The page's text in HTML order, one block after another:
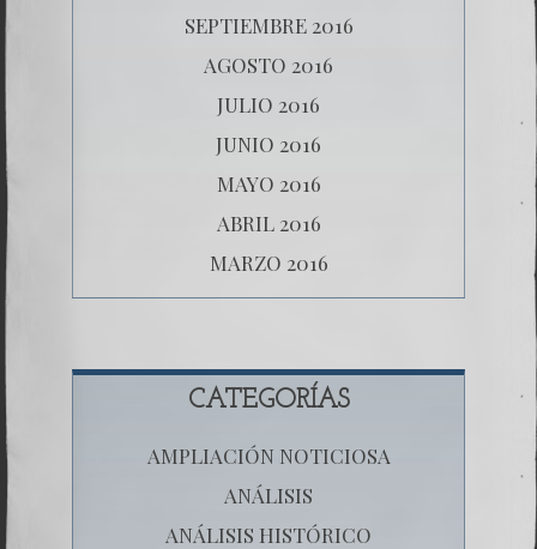
SEPTIEMBRE 2016
AGOSTO 2016
JULIO 2016
JUNIO 2016
MAYO 2016
ABRIL 2016
MARZO 2016
CATEGORÍAS
AMPLIACIÓN NOTICIOSA
ANÁLISIS
ANÁLISIS HISTÓRICO